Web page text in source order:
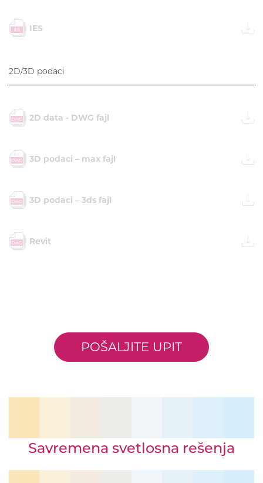
IES
2D/3D podaci
2D data - DWG fajl
3D podaci – max fajl
3D podaci – 3ds fajl
Revit
POŠALJITE UPIT
Savremena svetlosna rešenja